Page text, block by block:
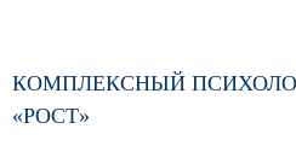
КОМПЛЕКСНЫЙ
«РОСТ»